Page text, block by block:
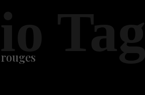
Tag